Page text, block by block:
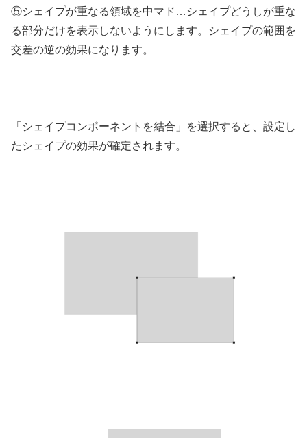
⑤シェイプが重なる領域を中マド…シェイプどうしが重な
る部分だけを表示しないようにします。シェイプの範囲を
交差の逆の効果になります。
「シェイプコンポーネントを結合」を選択すると、設定し
たシェイプの効果が確定されます。